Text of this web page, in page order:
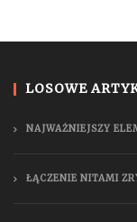
LOSOWE
NAJWAŻNIEJSZY
ŁĄCZENIE NITAMI